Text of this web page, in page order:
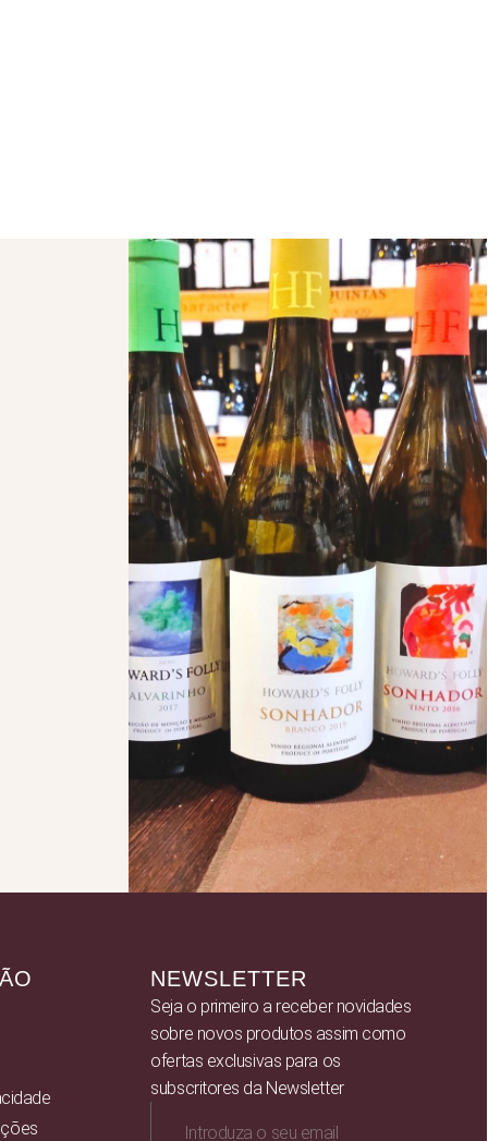
NEWSLETTER
Seja o primeiro a receber novidades
sobre novos produtos assim como
ofertas exclusivas para os
subscritores da Newsletter